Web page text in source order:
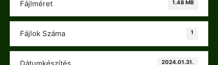
Fájlméret 1.48 MB
Fájlok Száma 1
2024.01.31.